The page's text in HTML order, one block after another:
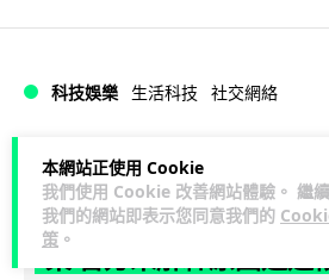
本網站正使用 Cookie
我們使用 Cookie 改善網站體驗。 繼
我們的網站即表示您同意我們的
策 。
科技娛樂 生活科技 社交網絡
Lawton 1 日
Telegram 一度從